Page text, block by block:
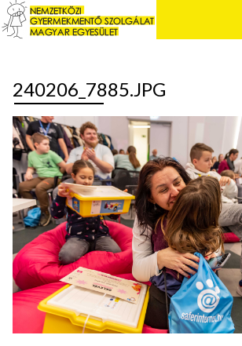
240206_7885.JPG